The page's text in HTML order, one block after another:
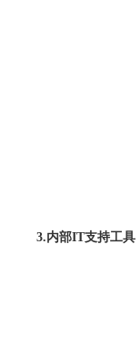
3.内部IT支持工具